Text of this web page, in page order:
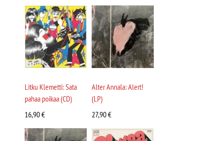
Litku Klemetti: Sata
pahaa poikaa (CD)
16,90€
Alter Annala: Alert!
(LP)
27,90€